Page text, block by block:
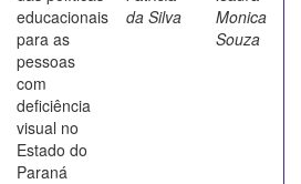
educacionais
para as
pessoas
com
deficiência
visual no
Estado do
Paraná
da Silva
Monica
Souza